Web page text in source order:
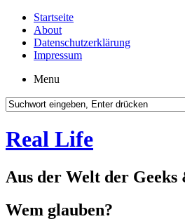
Startseite
About
Datenschutzerklärung
Impressum
Menu
Real Life
Aus der Welt der Geeks
Wem glauben?